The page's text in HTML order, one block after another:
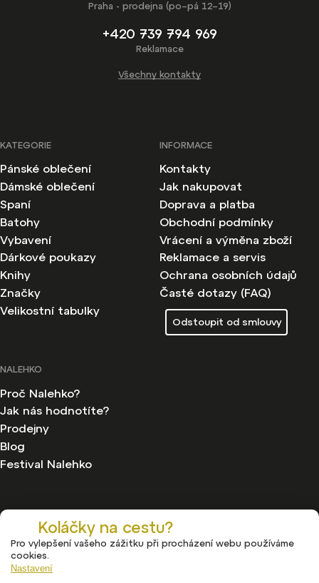
Koláčky na cestu?
Pro vylepšení vašeho zážitku při procházení webu používáme
cookies.
Nastavení
Praha - prodejna (po–pá 12–19)
+420 739 794 969
Reklamace
Všechny kontakty
KATEGORIE
Pánské oblečení
Dámské oblečení
Spaní
Batohy
Vybavení
Dárkové poukazy
Knihy
Značky
Velikostní tabulky
INFORMACE
Kontakty
Jak nakupovat
Doprava a platba
Obchodní podmínky
Vrácení a výměna zboží
Reklamace a servis
Ochrana osobních údajů
Časté dotazy (FAQ)
Odstoupit od smlouvy
NALEHKO
Proč Nalehko?
Jak nás hodnotíte?
Prodejny
Blog
Festival Nalehko
Copyright 2026
. Všechna práva vyhrazena.
Upravit nastavení cookies